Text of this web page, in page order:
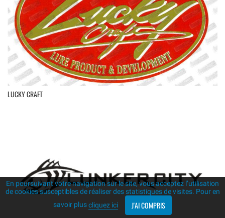
LUCKY CRAFT
En poursuivant votre navigation sur le site, vous acceptez l’utilisation
de cookies susceptibles de réaliser des statistiques de visites. Pour en
savoir pluscliquez ici J'AI COMPRIS